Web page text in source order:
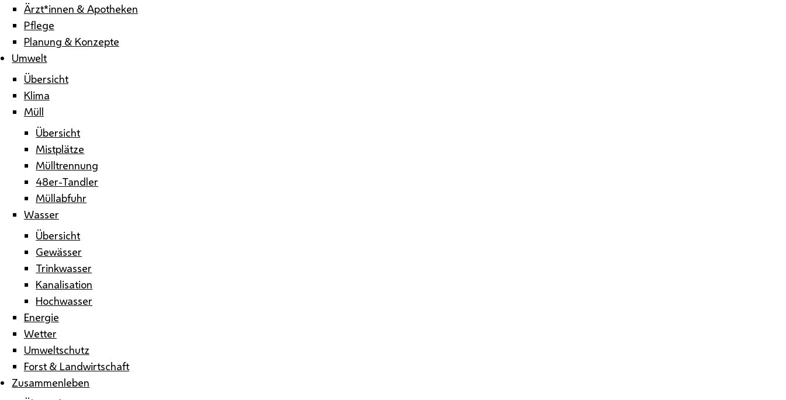
Ärzt*innen & Apotheken
Pflege
Planung & Konzepte
Umwelt
Übersicht
Klima
Müll
Übersicht
Mistplätze
Mülltrennung
48er-Tandler
Müllabfuhr
Wasser
Übersicht
Gewässer
Trinkwasser
Kanalisation
Hochwasser
Energie
Wetter
Umweltschutz
Forst & Landwirtschaft
Zusammenleben